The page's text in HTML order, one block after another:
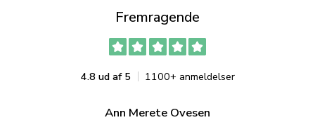
Fremragende
4.8 ud af 5 1100+ anmeldelser
Ann Merete Ovesen